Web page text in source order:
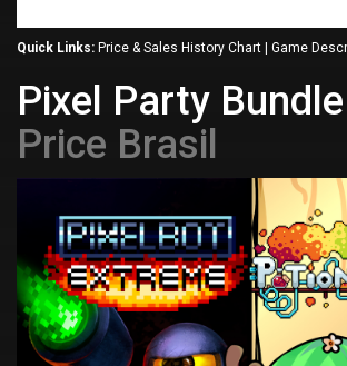
Quick Links: Price & Sales History Chart Game
Pixel Party Bundle
Price Brasil